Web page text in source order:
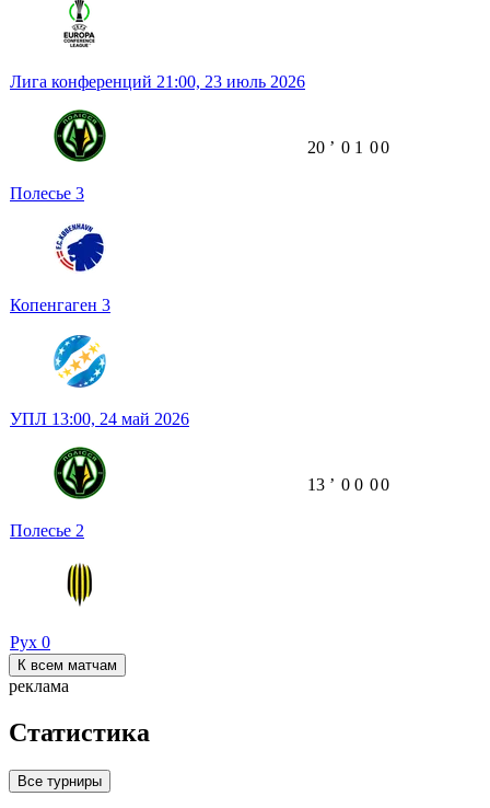
Лига конференций 21:00, 23 июль 2026
Полесье 3
Копенгаген 3
20 ʼ 0 1 00
УПЛ 13:00, 24 май 2026
Полесье 2
Рух 0
13 ʼ 0 0 00
К всем матчам
реклама
Статистика
Все турниры